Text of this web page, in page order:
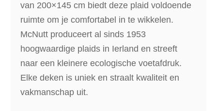
van 200×145 cm biedt deze plaid voldoende
ruimte om je comfortabel in te wikkelen.
McNutt produceert al sinds 1953
hoogwaardige plaids in Ierland en streeft
naar een kleinere ecologische voetafdruk.
Elke deken is uniek en straalt kwaliteit en
vakmanschap uit.